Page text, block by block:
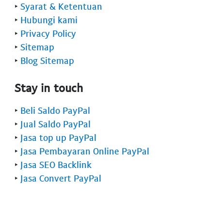
‣ Syarat & Ketentuan
‣ Hubungi kami
‣ Privacy Policy
‣ Sitemap
‣ Blog Sitemap
Stay in touch
‣ Beli Saldo PayPal
‣ Jual Saldo PayPal
‣ Jasa top up PayPal
‣ Jasa Pembayaran Online PayPal
‣ Jasa SEO Backlink
‣ Jasa Convert PayPal